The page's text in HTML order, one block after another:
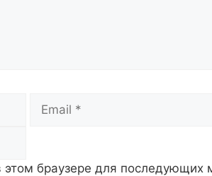
браузере для последующих